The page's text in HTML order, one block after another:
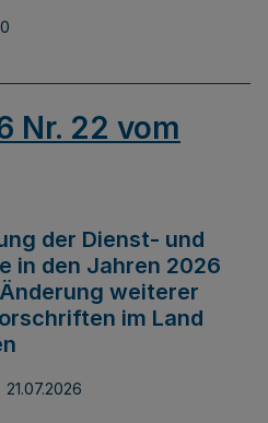
Nr. 22 vom
der Dienst- und
in den Jahren 2026
weiterer
im Land
21.07.2026